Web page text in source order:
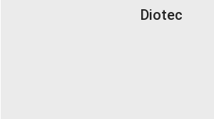
Diotec